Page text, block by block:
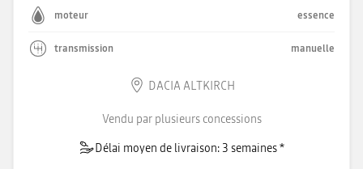
moteur essence
transmission manuelle
DACIA ALTKIRCH
Vendu par plusieurs concessions
Délai moyen de livraison: 3 semaines *